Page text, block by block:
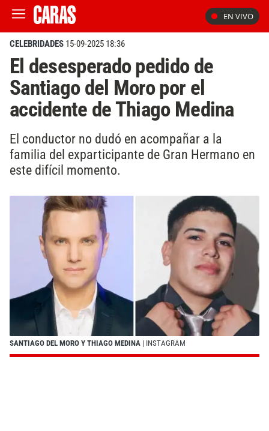
EN VIVO
CELEBRIDADES 15-09-2025 18:36
El desesperado pedido de
Santiago del Moro por el
accidente de Thiago Medina
El conductor no dudó en acompañar a la
familia del exparticipante de Gran Hermano en
este difícil momento.
SANTIAGO DEL MORO Y THIAGO MEDINA | INSTAGRAM